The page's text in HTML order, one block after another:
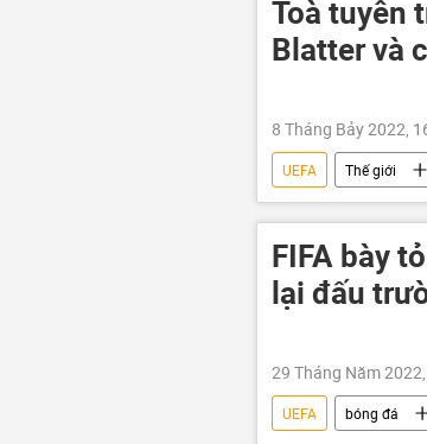
Toà tuyên
Blatter và
8 Tháng Bảy 2022,
UEFA Thế giới
vi phạm
FIFA bày
lại đấu
29 Tháng Năm
UEFA bóng đá